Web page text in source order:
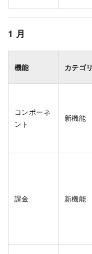
1 月
機能 カテゴリ
コンポーネ
ント
新機能
課金 新機能